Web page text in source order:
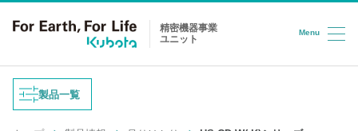
コンテンツへスキップ
精密機器事業
ユニット
Menu
製品一覧